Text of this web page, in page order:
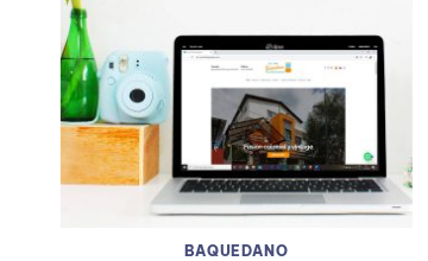
BAQUEDANO